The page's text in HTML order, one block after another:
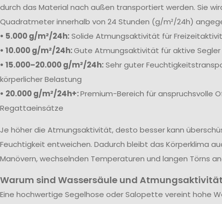
durch das Material nach außen transportiert werden. Sie
Quadratmeter innerhalb von 24 Stunden (g/m²/24h)
• 5.000 g/m²/24h:Solide Atmungsaktivität für
• 10.000 g/m²/24h:Gute Atmungsaktivität für aktive Segler
• 15.000–20.000 g/m²/24h:Sehr guter
körperlicher Belastung
• 20.000 g/m²/24h+:Premium-Bereich für anspruchsvolle
Regattaeinsätze
Je höher die Atmungsaktivität, desto besser kann
Feuchtigkeit entweichen. Dadurch bleibt das Körperklima
Manövern, wechselnden Temperaturen und langen Törns
Warum sind Wassersäule und
Eine hochwertige Segelhose oder Salopette vereint hohe